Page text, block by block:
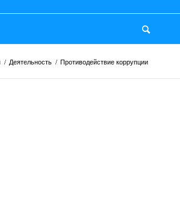
/ Деятельность / Противодействие коррупции